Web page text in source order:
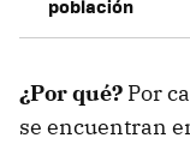
población
¿Por qué? Por
se encuentran